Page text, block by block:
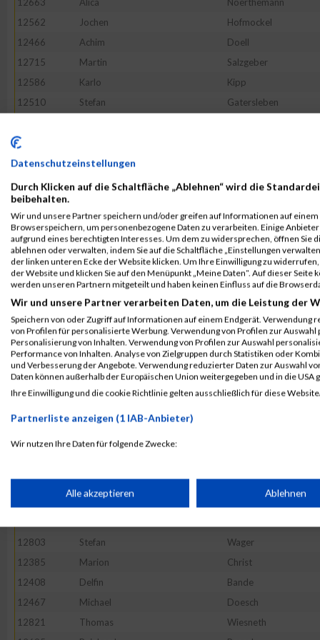
12562
Jochen Hofmockel
12466
Achim Doell
12715
Martin Salzgeber
12586
Karlo Kipp
12510
Stefan Gatersleben
12626
12488
Norbert
12795
Ralf Tumbrägel
12625
12472
Alexander Draheim
12754
Martin Schurig
12650
Christian Moenius
12844
Wilfried Zerrahn
12411
Peter Beck
12513
Christian Gehring
12560
Jürgen Hofmann
12409
Felix Baumgartner
12817
Markus Wendel
12479
Volker
12591
Alexander
12630
Marcel Litz
David
12803
Stefan Wager
12385
Marion Christ
12408
Delfin Bande
12467
Michael Doesch
12821
Thomas Wiesneth
Datenschutzeinstellungen
Durch Klicken auf die Schaltfläche „Ablehnen“ wird die
beibehalten.
Wir und unsere Partner speichern und/oder greifen auf Informationen auf einem
Browserspeichern, um personenbezogene Daten zu verarbeiten. Einige
aufgrund eines berechtigten Interesses. Um dem zu widersprechen, öffnen Sie
ablehnen oder verwalten, indem Sie auf die Schaltfläche „Einstellungen
der linken unteren Ecke der Website klicken. Um Ihre Einwilligung zu
der Website und klicken Sie auf den Menüpunkt „Meine Daten“. Auf dieser
werden unseren Partnern mitgeteilt und haben keinen Einfluss auf die
Wir und unsere Partner verarbeiten Daten, um die Leistung der
Speichern von oder Zugriff auf Informationen auf einem Endgerät. Verwendung
von Profilen für personalisierte Werbung. Verwendung von Profilen zur
Personalisierung von Inhalten. Verwendung von Profilen zur Auswahl
Performance von Inhalten. Analyse von Zielgruppen durch Statistiken oder
und Verbesserung der Angebote. Verwendung reduzierter Daten zur Auswahl
Daten können außerhalb der Europäischen Union weitergegeben und in die USA
Ihre Einwilligung und die cookie Richtlinie gelten ausschließlich für diese
Partnerliste anzeigen (1 IAB-Anbieter)
Wir nutzen Ihre Daten für folgende Zwecke:
Speichern von oder Zugriff auf Informationen auf einem
Erstellung von Profilen für personalisierte Werbung
Verwendung von Profilen zur Auswahl personalisierter Werbung
Alle akzeptieren Ablehnen